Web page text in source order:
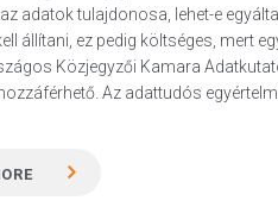
adatok tulajdonosa, lehet-e
állítani, ez pedig költséges, mert
Közjegyzői Kamara
Az adattudós